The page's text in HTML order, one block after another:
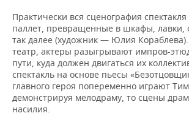
Практически вся сценография
паллет, превращенные в шкафы, лавки,
так далее (художник — Юлия
театр, актеры разыгрывают импров-
пути, куда должен двигаться их
спектакль на основе пьесы
главного героя попеременно играют
демонстрируя мелодраму, то сцены
насилия.